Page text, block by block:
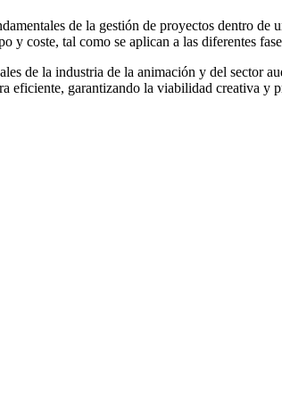
de la gestión de proyectos dentro
y coste, tal como se aplican a las diferentes
de la industria de la animación y del sector
eficiente, garantizando la viabilidad creativa y